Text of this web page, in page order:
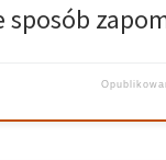
sposób